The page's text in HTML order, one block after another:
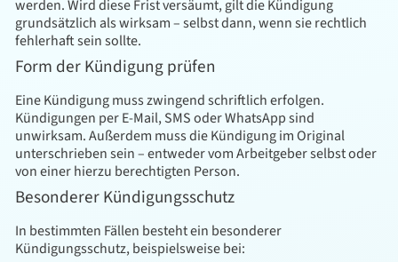
werden. Wird diese Frist versäumt, gilt die Kündigung
grundsätzlich als wirksam – selbst dann, wenn sie rechtlich
fehlerhaft sein sollte.
Form der Kündigung prüfen
Eine Kündigung muss zwingend schriftlich erfolgen.
Kündigungen per E-Mail, SMS oder WhatsApp sind
unwirksam. Außerdem muss die Kündigung im Original
unterschrieben sein – entweder vom Arbeitgeber selbst oder
von einer hierzu berechtigten Person.
Besonderer Kündigungsschutz
In bestimmten Fällen besteht ein besonderer
Kündigungsschutz, beispielsweise bei: